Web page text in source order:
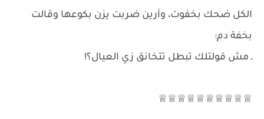
الكل ضحك بخفوت، وآرين ضربت يزن بكوعها وقالت
بخفة دم:
ـ مش قولتلك تبطل تتخانق زي العيال؟!
♕♕♕♕♕♕♕♕♕♕